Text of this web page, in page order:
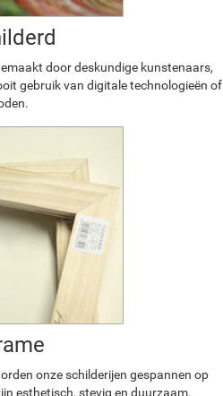
door deskundige kunstenaars,
gebruik van digitale technologieën of
onze schilderijen gespannen op
esthetisch, stevig en duurzaam.